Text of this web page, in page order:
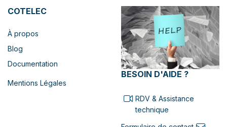
COTELEC
À propos
Blog
Documentation
Mentions Légales
BESOIN D'AIDE ?
RDV & Assistance
technique